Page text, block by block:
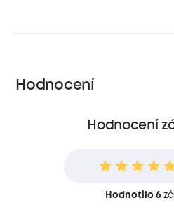
Hodnocení
Hodnocení
Hodnotilo 6